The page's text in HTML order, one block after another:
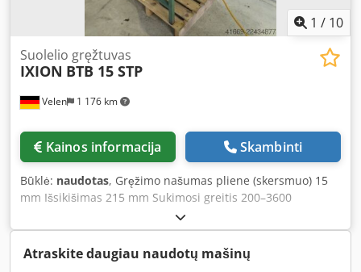
1 / 10
Velen 1 176 km
Suolelio gręžtuvas
IXION BTB 15 STP
Kainos informacija Skambinti
Būklė: naudotas, Gręžimo našumas pliene (skersmuo) 15
mm Išsikišimas 215 mm Sukimosi greitis 200–3600
aps./min. Dwjdpfjzpzb Ssx Aamja Stalas 350 x 300 mm
Bendras galingumo poreikis 1,0 kW / voltas Įrankio
tvirtinimo konusas MK 2 Mašinos svoris apie 320 kg
Matmenys (ilgis x plotis x aukštis) 0,8 x 0,6 x 1,9 mm
Atraskite daugiau naudotų mašinų